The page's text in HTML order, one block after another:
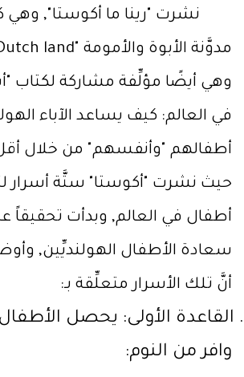
نشرت "رينا ما أكوستا",
مدوَّنة الأبوة والأمومة "land
وهي أيضًا مؤلِّفة مشاركة لكتاب
في العالم: كيف يساعد الآباء
أطفالهم "وأنفسهم" من خلال
حيث نشرت "أكوستا" ستَّة أسرار
أطفال في العالم, وبدأت
سعادة الأطفال الهولنديِّين,
أنَّ تلك الأسرار متعلِّقة بـ:
القاعدة الأولى: يحصل
وافر من النوم: